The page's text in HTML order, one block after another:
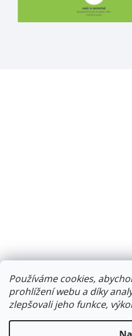
Používáme cookies,
prohlížení webu a díky
zlepšovali jeho funkce,